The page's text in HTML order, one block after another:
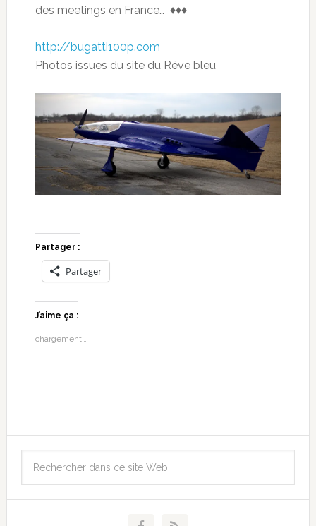
des meetings en France… ♦♦♦
http://bugatti100p.com
Photos issues du site du Rêve bleu
Partager :
Partager
J’aime ça :
chargement…